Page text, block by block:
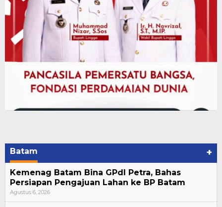
Batam +
Kemenag Batam Bina GPdI Petra, Bahas
Persiapan Pengajuan Lahan ke BP Batam
Agustus 6, 2026